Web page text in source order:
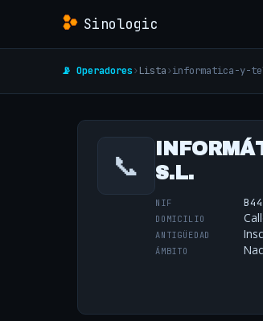
Sinologic
📡 Operadores› Lista›informatica-y-
📞
S.L.
NIF
DOMICILIO
ANTIGÜEDAD
ÁMBITO